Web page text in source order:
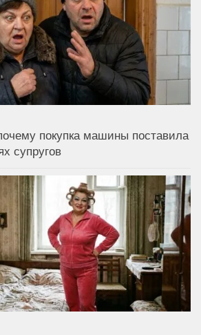
покупка машины поставила
супругов